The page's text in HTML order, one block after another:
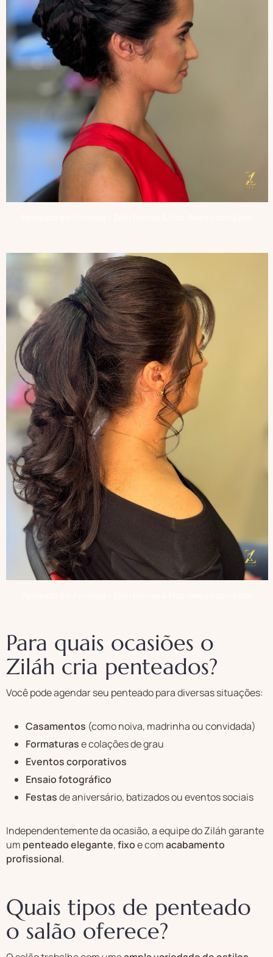
Para quais ocasiões o
Ziláh cria penteados?
Você pode agendar seu penteado para diversas situações:
Casamentos (como noiva, madrinha ou convidada)
Formaturase colações de grau
Eventos corporativos
Ensaio fotográfico
Festasde aniversário, batizados ou eventos sociais
Independentemente da ocasião, a equipe do Ziláh garante
um penteado elegante,fixoe comacabamento
profissional.
Quais tipos de penteado
o salão oferece?